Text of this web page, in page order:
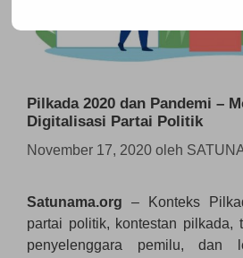
Pilkada 2020 dan Pandemi –
Digitalisasi Partai Politik
November 17, 2020 oleh
Satunama.org – Konteks
partai politik, kontestan pilkada,
penyelenggara pemilu, dan